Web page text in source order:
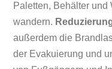
Paletten, Behälter und
wandern.
außerdem die
der Evakuierung und